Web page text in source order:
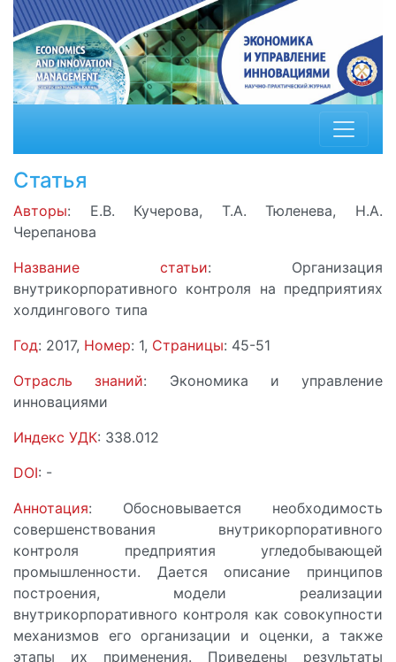
Статья
Авторы: Е.В. Кучерова, Т.А. Тюленева, Н.А.
Черепанова
Название статьи: Организация
внутрикорпоративного контроля на предприятиях
холдингового типа
Год: 2017, Номер: 1, Страницы: 45-51
Отрасль знаний: Экономика и управление
инновациями
Индекс УДК: 338.012
DOI: -
Аннотация: Обосновывается необходимость
совершенствования внутрикорпоративного
контроля предприятия угледобывающей
промышленности. Дается описание принципов
построения, модели реализации
внутрикорпоративного контроля как совокупности
механизмов его организации и оценки, а также
этапы их применения. Приведены результаты